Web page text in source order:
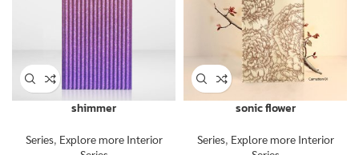
shimmer
Series, Explore more Interior
sonic flower
Series, Explore more Interior